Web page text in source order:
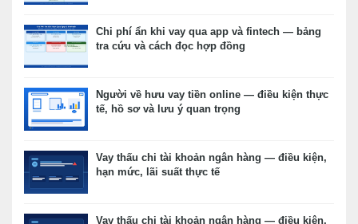
Chi phí ẩn khi vay qua app và fintech — bảng
tra cứu và cách đọc hợp đồng
Người về hưu vay tiền online — điều kiện thực
tế, hồ sơ và lưu ý quan trọng
Vay thấu chi tài khoản ngân hàng — điều kiện,
hạn mức, lãi suất thực tế
Vay thấu chi tài khoản ngân hàng — điều kiện,